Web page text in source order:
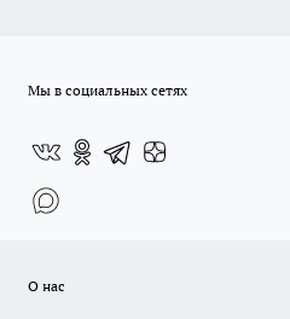
Мы в социальных сетях
О нас